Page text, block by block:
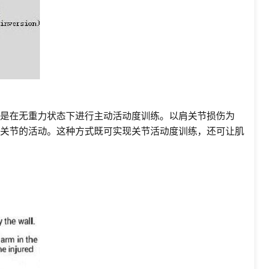
在无重力状态下进行主动活动度训练。以肩关节损伤为
节的活动。这种方式既可实现关节活动度训练，还可让肌